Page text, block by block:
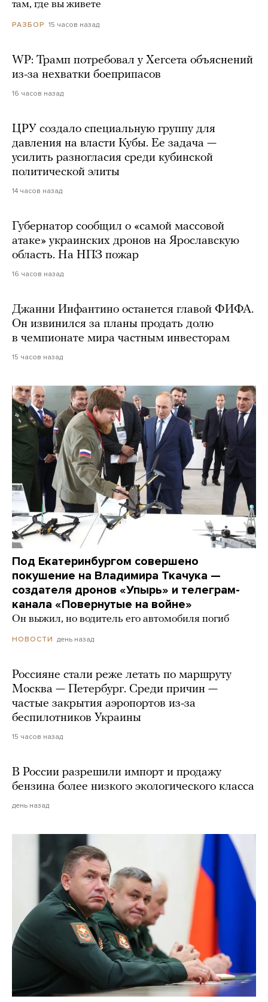
там, где вы живете
РАЗБОР 15 часов назад
WP: Трамп потребовал у Хегсета объяснений
из-за нехватки боеприпасов
16 часов назад
ЦРУ создало специальную группу для
давления на власти Кубы. Ее задача —
усилить разногласия среди кубинской
политической элиты
14 часов назад
Губернатор сообщил о «самой массовой
атаке» украинских дронов на Ярославскую
область. На НПЗ пожар
16 часов назад
Джанни Инфантино останется главой ФИФА.
Он извинился за планы продать долю
в чемпионате мира частным инвесторам
15 часов назад
Под Екатеринбургом совершено
покушение на Владимира Ткачука —
создателя дронов «Упырь» и телеграм-
канала «Повернутые на войне»
Он выжил, но водитель его автомобиля погиб
НОВОСТИ день назад
Россияне стали реже летать по маршруту
Москва — Петербург. Среди причин —
частые закрытия аэропортов из-за
беспилотников Украины
15 часов назад
В России разрешили импорт и продажу
бензина более низкого экологического класса
день назад